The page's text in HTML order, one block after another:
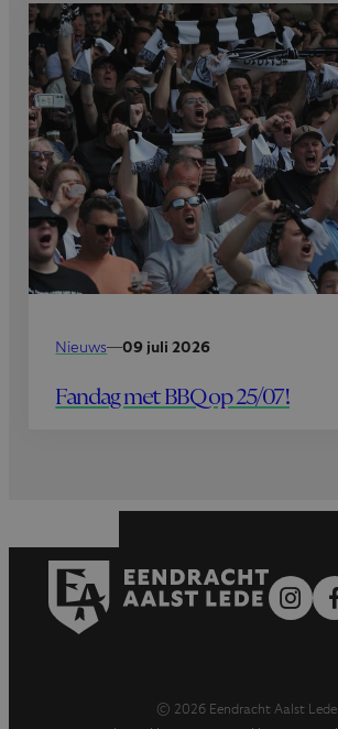
Nieuws—09 juli 2026
Fandag met BBQ op 25/07!
© 2026 Eendracht Aalst Lede